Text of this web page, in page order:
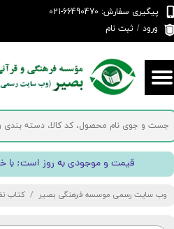
پیگیری سفارش: 66490470-021
ورود / ثبت نام
حساب کاربری من
تغییر گذر واژه
سفارشات
خروج از حساب کاربری
! قیمت و موجودی به روز است; با
وب سایت رسمی موسسه فرهنگی بصیر کتاب